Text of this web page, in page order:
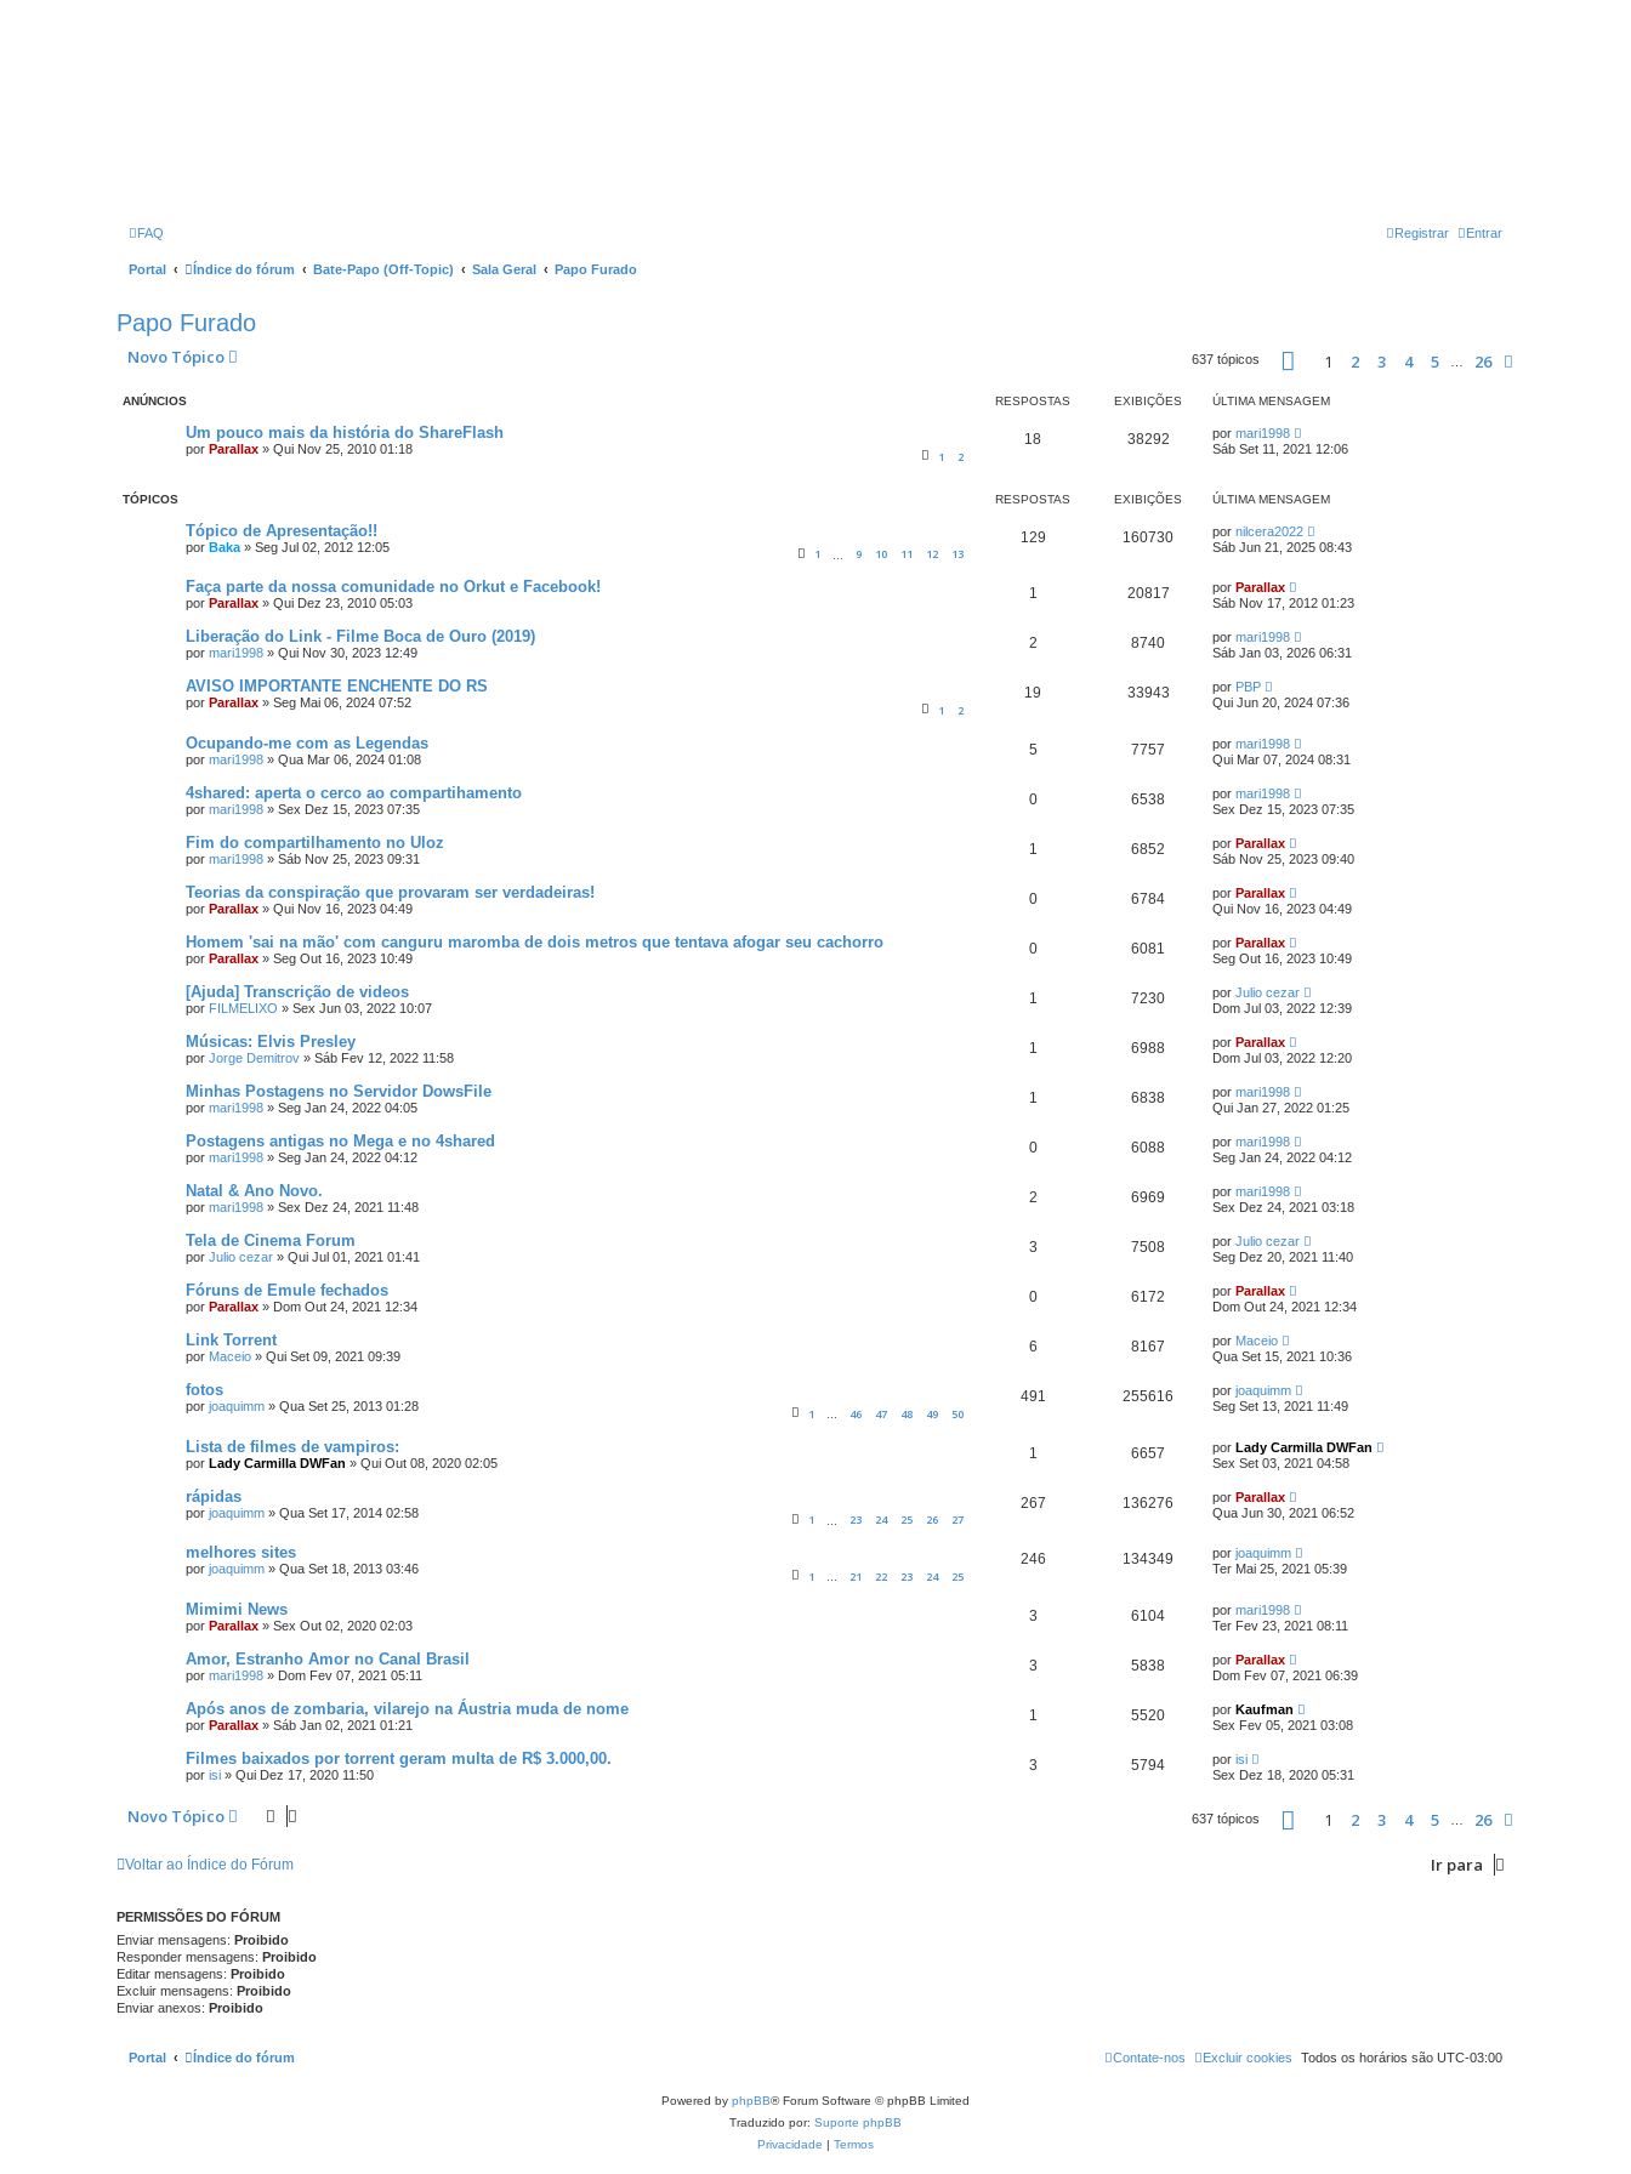
FAQ Entrar
Registrar
Portal Índice do fórum Bate-Papo (Off-Topic) Sala Geral Papo Furado
Papo Furado
Novo Tópico 637 tópicos Página de 26
1 2 3 4 5 26
ANÚNCIOS RESPOSTAS EXIBIÇÕES ÚLTIMA MENSAGEM
Um pouco mais da história do ShareFlash
por Parallax » Qui Nov 25, 2010 01:18 1 2
18 38292 por mari1998
Sáb Set 11, 2021 12:06
TÓPICOS RESPOSTAS EXIBIÇÕES ÚLTIMA MENSAGEM
Tópico de Apresentação!!
por Baka » Seg Jul 02, 2012 12:05 1 9 10 11 12 13
129 160730 por nilcera2022
Sáb Jun 21, 2025 08:43
Faça parte da nossa comunidade no Orkut e Facebook!
por Parallax » Qui Dez 23, 2010 05:03
1 20817 por Parallax
Sáb Nov 17, 2012 01:23
Liberação do Link - Filme Boca de Ouro (2019)
por mari1998 » Qui Nov 30, 2023 12:49
2 8740 por mari1998
Sáb Jan 03, 2026 06:31
AVISO IMPORTANTE ENCHENTE DO RS
por Parallax » Seg Mai 06, 2024 07:52 1 2
19 33943 por PBP
Qui Jun 20, 2024 07:36
Ocupando-me com as Legendas
por mari1998 » Qua Mar 06, 2024 01:08
5 7757 por mari1998
Qui Mar 07, 2024 08:31
4shared: aperta o cerco ao compartihamento
por mari1998 » Sex Dez 15, 2023 07:35
0 6538 por mari1998
Sex Dez 15, 2023 07:35
Fim do compartilhamento no Uloz
por mari1998 » Sáb Nov 25, 2023 09:31
1 6852 por Parallax
Sáb Nov 25, 2023 09:40
Teorias da conspiração que provaram ser verdadeiras!
por Parallax » Qui Nov 16, 2023 04:49
0 6784 por Parallax
Qui Nov 16, 2023 04:49
Homem 'sai na mão' com canguru maromba de dois metros que tentava afogar seu cachorro
por Parallax » Seg Out 16, 2023 10:49
0 6081 por Parallax
Seg Out 16, 2023 10:49
[Ajuda] Transcrição de videos
por FILMELIXO » Sex Jun 03, 2022 10:07
1 7230 por Julio cezar
Dom Jul 03, 2022 12:39
Músicas: Elvis Presley
por Jorge Demitrov » Sáb Fev 12, 2022 11:58
1 6988 por Parallax
Dom Jul 03, 2022 12:20
Minhas Postagens no Servidor DowsFile
por mari1998 » Seg Jan 24, 2022 04:05
1 6838 por mari1998
Qui Jan 27, 2022 01:25
Postagens antigas no Mega e no 4shared
por mari1998 » Seg Jan 24, 2022 04:12
0 6088 por mari1998
Seg Jan 24, 2022 04:12
Natal & Ano Novo.
por mari1998 » Sex Dez 24, 2021 11:48
2 6969 por mari1998
Sex Dez 24, 2021 03:18
Tela de Cinema Forum
por Julio cezar » Qui Jul 01, 2021 01:41
3 7508 por Julio cezar
Seg Dez 20, 2021 11:40
Fóruns de Emule fechados
por Parallax » Dom Out 24, 2021 12:34
0 6172 por Parallax
Dom Out 24, 2021 12:34
Link Torrent
por Maceio » Qui Set 09, 2021 09:39
6 8167 por Maceio
Qua Set 15, 2021 10:36
fotos
por joaquimm » Qua Set 25, 2013 01:28 1 … 46 47 48 49 50
491 255616 por joaquimm
Seg Set 13, 2021 11:49
Lista de filmes de vampiros:
por Lady Carmilla DWFan » Qui Out 08, 2020 02:05
1 6657 por Lady Carmilla DWFan
Sex Set 03, 2021 04:58
rápidas
por joaquimm » Qua Set 17, 2014 02:58 1 23 24 25 26 27
267 136276 por Parallax
Qua Jun 30, 2021 06:52
melhores sites
por joaquimm » Qua Set 18, 2013 03:46 1 … 21 22 23 24 25
246 134349 por joaquimm
Ter Mai 25, 2021 05:39
Mimimi News
por Parallax » Sex Out 02, 2020 02:03
3 6104 por mari1998
Ter Fev 23, 2021 08:11
Amor, Estranho Amor no Canal Brasil
por mari1998 » Dom Fev 07, 2021 05:11
3 5838 por Parallax
Dom Fev 07, 2021 06:39
Após anos de zombaria, vilarejo na Áustria muda de nome
por Parallax » Sáb Jan 02, 2021 01:21
1 5520 por Kaufman
Sex Fev 05, 2021 03:08
Filmes baixados por torrent geram multa de R$ 3.000,00.
por isi » Qui Dez 17, 2020 11:50
3 5794 por isi
Sex Dez 18, 2020 05:31
Novo Tópico 637 tópicos Página de 26
1 2 3 4 5 26
Voltar ao Índice do Fórum Ir para
PERMISSÕES DO FÓRUM
Enviar mensagens: Proibido
Responder mensagens: Proibido
Editar mensagens: Proibido
Excluir mensagens: Proibido
Enviar anexos: Proibido
Portal Índice do fórum Todos os horários são UTC-03:00
Excluir cookies
Contate-nos
Powered by phpBB® Forum Software © phpBB Limited
Traduzido por: Suporte phpBB
Privacidade | Termos